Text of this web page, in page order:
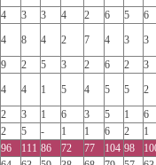
4 3 3 4 2 6 5 6
4 8 4 2 7 4 3 3
9 2 5 3 2 6 2 3
4 4 1 5 4 5 5 2
2 3 1 6 3 5 1 6
2 5 - 1 1 6 2 1
96 111 86 72 77 104 98